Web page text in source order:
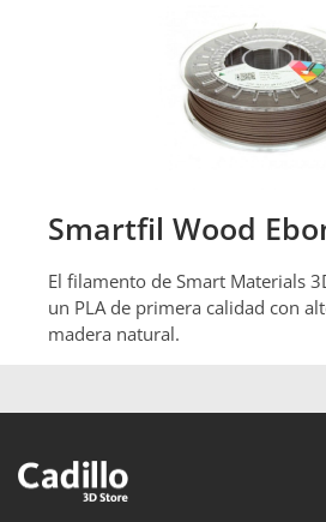
Smartfil Wood
El filamento de Smart Materials
un PLA de primera calidad con
madera natural.